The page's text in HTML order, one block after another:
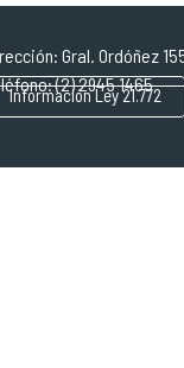
Gral. Ordóñez
(2) 2945 1465
Información Ley 21.772